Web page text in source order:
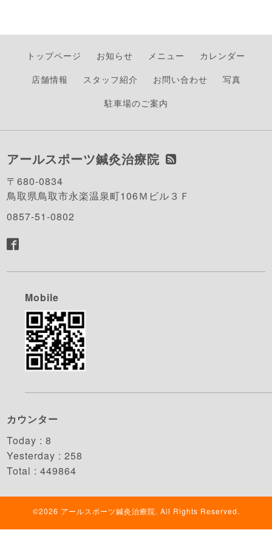
トップページ お知らせ メニュー
カレンダー
店舗情報
スタッフ紹介 お問い合わせ
写真
駐車場のご案内
アールスポーツ鍼灸治療院
〒680-0834
鳥取県鳥取市永楽温泉町106Ｍビル３Ｆ
0857-51-0802
Mobile
カウンター
Today :8
Yesterday :258
Total :449864
©2026 アールスポーツ鍼灸治療院. All Rights Reserved.